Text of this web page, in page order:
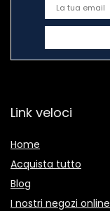
Link veloci
Home
Acquista tutto
Blog
I nostri negozi online